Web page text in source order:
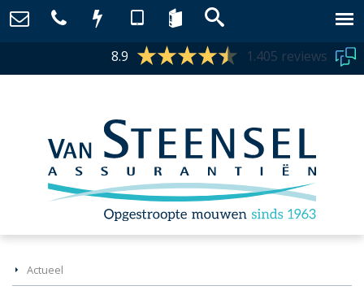
8.9 1.405 reviews
Actueel